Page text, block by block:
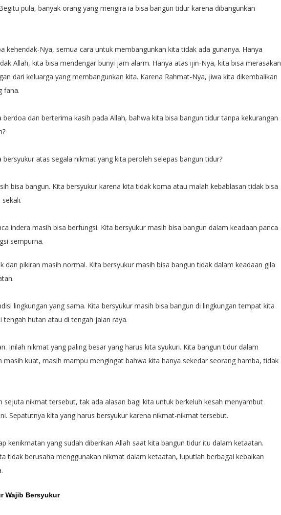
pula, banyak orang yang mengira ia bisa bangun tidur karena dibangunkan
kehendak-Nya, semua cara untuk membangunkan kita tidak ada gunanya. Hanya
Allah, kita bisa mendengar bunyi jam alarm. Hanya atas ijin-Nya, kita bisa merasakan
dari keluarga yang membangunkan kita. Karena Rahmat-Nya, jiwa kita dikembalikan
fana.
berdoa dan berterima kasih pada Allah, bahwa kita bisa bangun tidur tanpa kekurangan
bersyukur atas segala nikmat yang kita peroleh selepas bangun tidur?
bisa bangun. Kita bersyukur karena kita tidak koma atau malah kebablasan tidak bisa
indera masih bisa berfungsi. Kita bersyukur masih bisa bangun dalam keadaan panca
sempurna.
dan pikiran masih normal. Kita bersyukur masih bisa bangun tidak dalam keadaan gila
lingkungan yang sama. Kita bersyukur masih bisa bangun di lingkungan tempat kita
tengah hutan atau di tengah jalan raya.
Inilah nikmat yang paling besar yang harus kita syukuri. Kita bangun tidur dalam
masih kuat, masih mampu mengingat bahwa kita hanya sekedar seorang hamba, tidak
sejuta nikmat tersebut, tak ada alasan bagi kita untuk berkeluh kesah menyambut
Sepatutnya kita yang harus bersyukur karena nikmat-nikmat tersebut.
kenikmatan yang sudah diberikan Allah saat kita bangun tidur itu dalam ketaatan.
tidak berusaha menggunakan nikmat dalam ketaatan, luputlah berbagai kebaikan
Wajib Bersyukur